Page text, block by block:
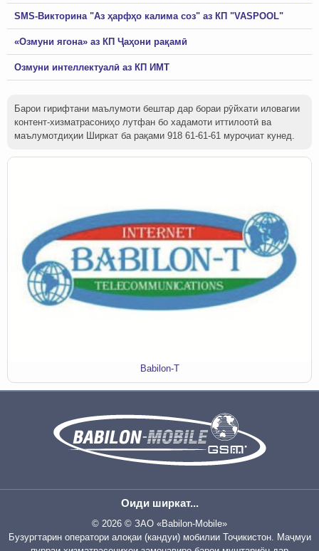
SMS-Викторина "Аз ҳарфҳо калима соз" аз КП "VASPOOL"
«Озмуни ягона» аз КП Ҷаҳони рақамӣ
Озмуни интеллектуалӣ аз КП ИМТ
Барои гирифтани маълумоти бештар дар бораи рӯйхати иловагии
контент-хизматрасониҳо лутфан бо хадамоти иттилоотӣ ва
маълумотдиҳии Ширкат ба рақами 918 61-61-61 муроҷиат кунед.
Babilon-T
Оиди ширкат...
© 2026 © ЗАО «Babilon-Mobile»
Бузургтарин оператори алоқаи (кандуи) мобилии Тоҷикистон. Маҷмуи